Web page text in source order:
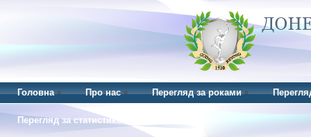
Головна Про нас Перегляд за роками
Перегляд за статистикою